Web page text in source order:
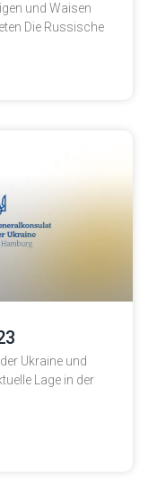
und Waisen
Die Russische
Ukraine und
Lage in der